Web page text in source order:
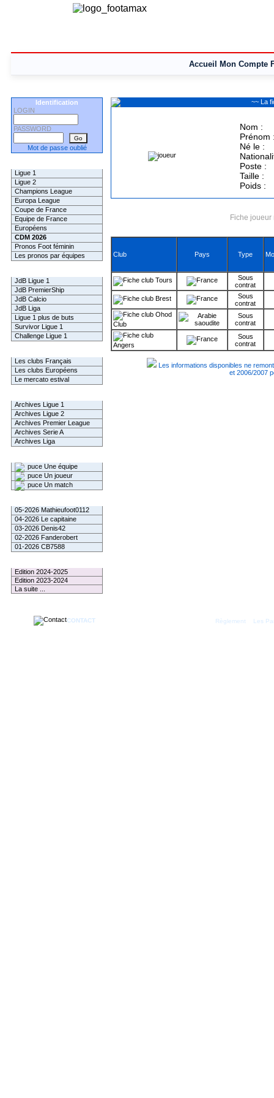
Accueil Mon Compte
Identification
LOGIN
PASSWORD
Mot de passe oublié
Ligue 1
Ligue 2
Champions League
Europa League
Coupe de France
Equipe de France
Européens
CDM 2026
Pronos Foot féminin
Les pronos par équipes
JdB Ligue 1
JdB PremierShip
JdB Calcio
JdB Liga
Ligue 1 plus de buts
Survivor Ligue 1
Challenge Ligue 1
Les clubs Français
Les clubs Européens
Le mercato estival
Archives Ligue 1
Archives Ligue 2
Archives Premier League
Archives Serie A
Archives Liga
Une équipe
Un joueur
Un match
05-2026 Mathieufoot0112
04-2026 Le capitaine
03-2026 Denis42
02-2026 Fanderobert
01-2026 CB7588
Edition 2024-2025
Edition 2023-2024
La suite ...
~~ La
Nom :
Prénom
Né le :
Poste :
Taille :
Poids :
Fiche
Club Pays Type
Tours
Sous
contrat
Brest
Sous
contrat
Ohod
Club
Sous
contrat
Angers
Sous
contrat
Les informations disponibles ne
et 2006/2007
CONTACT Règlement Les